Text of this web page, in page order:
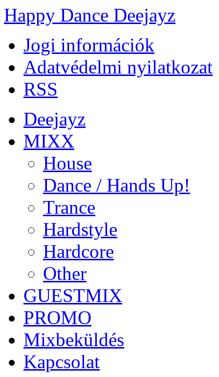
Happy Dance Deejayz
Jogi információk
Adatvédelmi nyilatkozat
RSS
Deejayz
MIXX
House
Dance / Hands Up!
Trance
Hardstyle
Hardcore
Other
GUESTMIX
PROMO
Mixbeküldés
Kapcsolat